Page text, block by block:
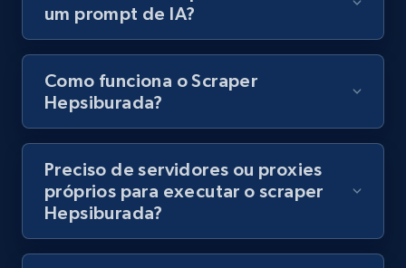
8.1K+ 716+
Youtube - Videos posts - Discovery records
by Explore page URL
Video length, Likes, Views, and more.
8.1K+
um prompt de IA?
Como funciona o Scraper
Hepsiburada?
Preciso de servidores ou proxies
próprios para executar o scraper
Hepsiburada?